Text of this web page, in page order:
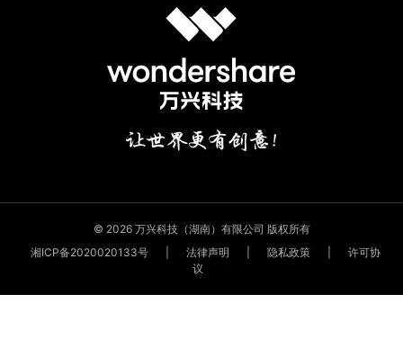
© 2026 万兴科技（湖南）有限公司 版权所有
湘ICP备2020020133号
法律声明 隐私政策
许可协
议